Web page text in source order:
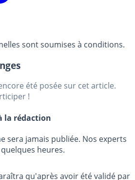
sont soumises à conditions.
été posée sur cet article.
!
la rédaction
sera jamais publiée. Nos experts
heures.
qu'après avoir été validé par